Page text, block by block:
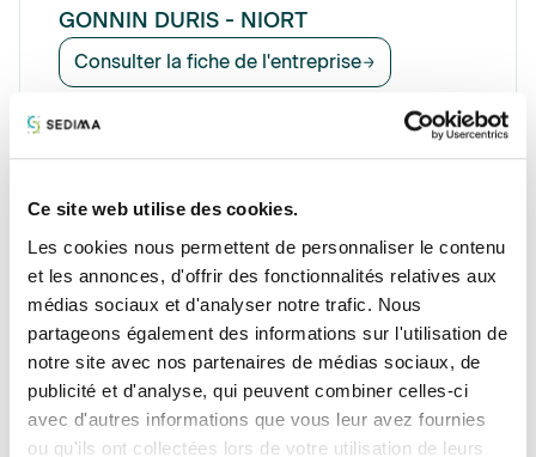
Ce site web utilise des cookies.
Les cookies nous permettent de personnaliser le contenu
et les annonces, d'offrir des fonctionnalités relatives aux
médias sociaux et d'analyser notre trafic. Nous
partageons également des informations sur l'utilisation de
notre site avec nos partenaires de médias sociaux, de
publicité et d'analyse, qui peuvent combiner celles-ci
avec d'autres informations que vous leur avez fournies
ou qu'ils ont collectées lors de votre utilisation de leurs
GONNIN DURIS - NIORT
Consulter la fiche de l'entreprise
GONNIN DURIS - VASLES
Consulter la fiche de l'entreprise
GONNIN DURIS - LEZAY
Consulter la fiche de l'entreprise
GONNIN DURIS - CHATILLON SUR